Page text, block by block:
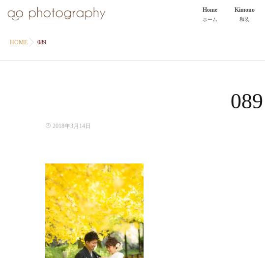
Home
ホーム
Kimono
和装
HOME 089
089
2018年3月14日